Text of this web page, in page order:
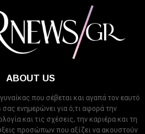
ABOUT US
που σέβεται και αγαπά τον εαυτό
σας ενημερώνει για ό,τι αφορά την
και τις σχέσεις, την καριέρα και τη
προσώπων που αξίζει να ακουστούν